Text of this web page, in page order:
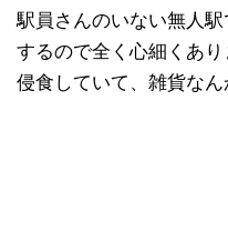
駅員さんのいない無人
するので全く心細くあ
侵食していて、雑貨なん